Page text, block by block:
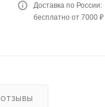
Доставка по России:
бесплатно от 7000 ₽
ОТЗЫВЫ